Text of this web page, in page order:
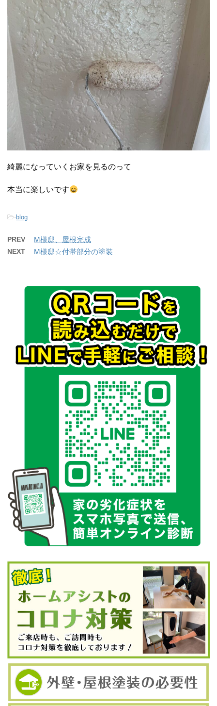
綺麗になっていくお家を見るのって
本当に楽しいです
-blog
PREV M様邸、屋根完成
NEXT M様邸☆付帯部分の塗装